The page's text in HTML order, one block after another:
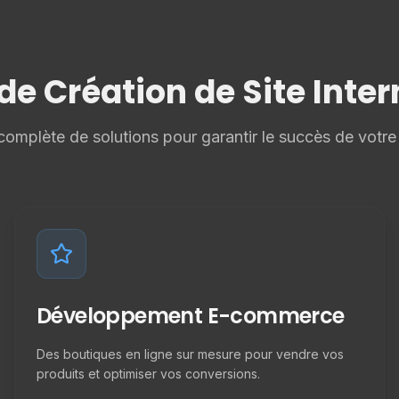
Création de Site
de solutions pour garantir le succès de
Développement E-commerce
Des boutiques en ligne sur mesure pour vendre vos
produits et optimiser vos conversions.